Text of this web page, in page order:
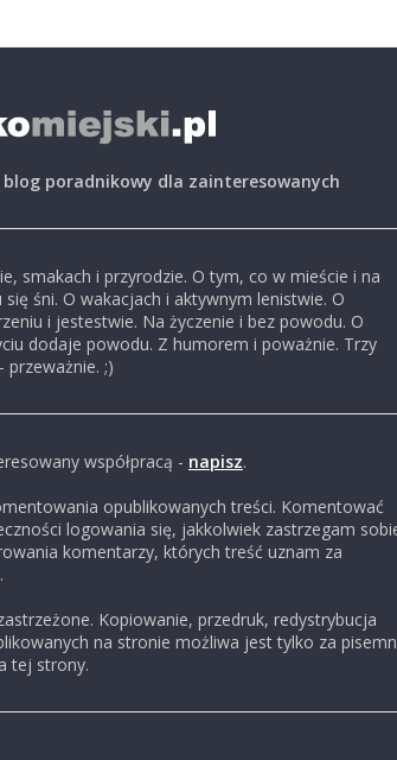
poradnikowy dla zainteresowanych
smakach i przyrodzie. O tym, co w mieście i na
się śni. O wakacjach i aktywnym lenistwie. O
i jestestwie. Na życzenie i bez powodu. O
dodaje powodu. Z humorem i poważnie. Trzy
przeważnie. ;)
współpracą - napisz.
opublikowanych treści. Komentować
logowania się, jakkolwiek zastrzegam
komentarzy, których treść uznam za
Kopiowanie, przedruk, redystrybucja
na stronie możliwa jest tylko za
tej strony.